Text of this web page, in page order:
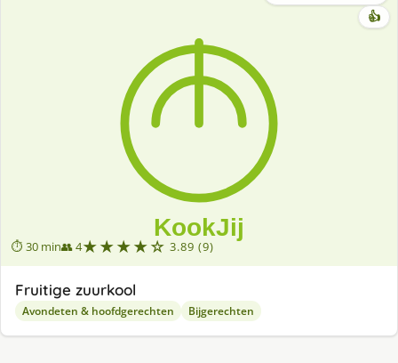
⏱ 30 min👥 4★★★★☆ 3.89 (9)
👍
Fruitige zuurkool
Avondeten & hoofdgerechten Bijgerechten